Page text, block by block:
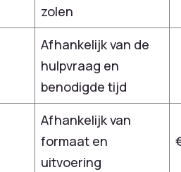
zolen
Afhankelijk van de
hulpvraag en
benodigde tijd
Afhankelijk van
formaat en
uitvoering